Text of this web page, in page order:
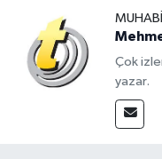
Çok
yazar.